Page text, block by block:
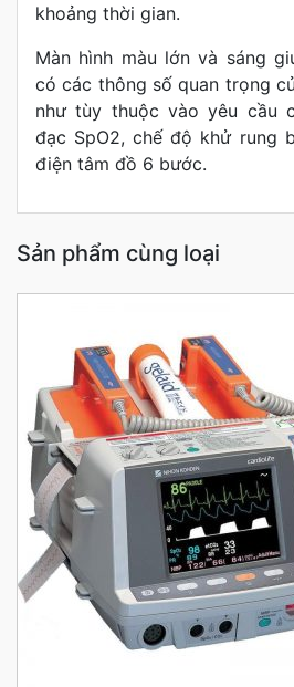
khoảng thời gian.
Màn hình màu lớn và sáng
có các thông số quan trọng
như tùy thuộc vào yêu cầu
đạc SpO2, chế độ khử rung
điện tâm đồ 6 bước.
Sản phẩm cùng loại